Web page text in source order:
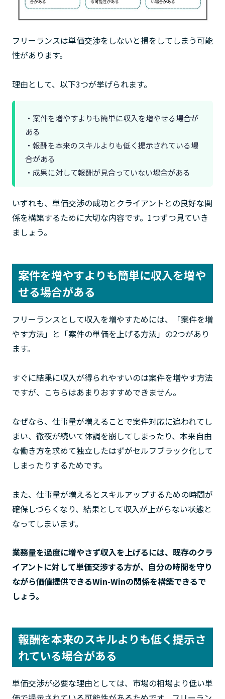
フリーランスは単価交渉をしないと損をしてしまう可能
性があります。
理由として、以下3つが挙げられます。
・案件を増やすよりも簡単に収入を増やせる場合が
ある
・報酬を本来のスキルよりも低く提示されている場
合がある
・成果に対して報酬が見合っていない場合がある
いずれも、単価交渉の成功とクライアントとの良好な関
係を構築するために大切な内容です。1つずつ見ていき
ましょう。
案件を増やすよりも簡単に収入を増や
せる場合がある
フリーランスとして収入を増やすためには、「案件を増
やす方法」と「案件の単価を上げる方法」の2つがあり
ます。
すぐに結果に収入が得られやすいのは案件を増やす方法
ですが、こちらはあまりおすすめできません。
なぜなら、仕事量が増えることで案件対応に追われてし
まい、徹夜が続いて体調を崩してしまったり、本来自由
な働き方を求めて独立したはずがセルフブラック化して
しまったりするためです。
また、仕事量が増えるとスキルアップするための時間が
確保しづらくなり、結果として収入が上がらない状態と
なってしまいます。
業務量を過度に増やさず収入を上げるには、既存のクラ
イアントに対して単価交渉する方が、自分の時間を守り
ながら価値提供できるWin-Winの関係を構築できるで
しょう。
報酬を本来のスキルよりも低く提示さ
れている場合がある
単価交渉が必要な理由としては、市場の相場より低い単